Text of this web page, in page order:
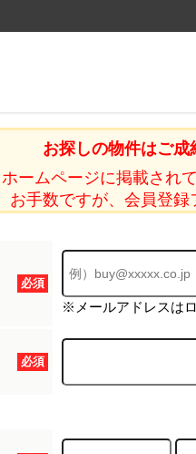
お探しの物件はご成
ホームページに掲載され
お手数ですが、会員登録
必須
※メールアドレスは
必須